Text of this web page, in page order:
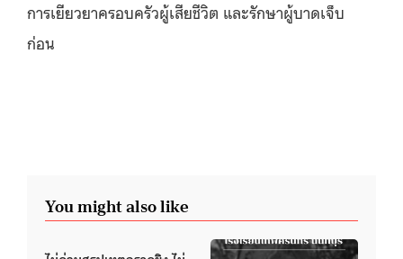
การเยียวยาครอบครัวผู้เสียชีวิต และรักษาผู้บาดเจ็บ
ก่อน
You might also like